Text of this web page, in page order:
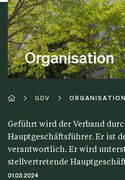
Organisation
GDV ORGANISATION
Geführt wird der Verband
Hauptgeschäftsführer. Er ist
verantwortlich. Er wird
stellvertretende
01.03.2024